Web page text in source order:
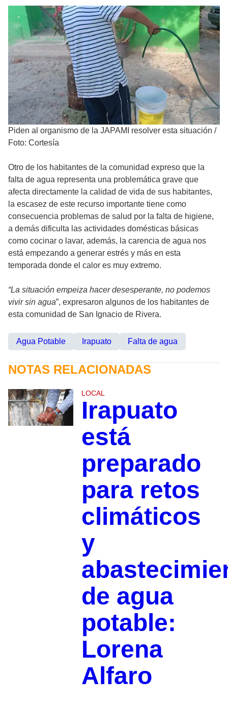
Piden al organismo de la JAPAMI resolver esta situación /
Foto: Cortesía
Otro de los habitantes de la comunidad expreso que la
falta de agua representa una problemática grave que
afecta directamente la calidad de vida de sus habitantes,
la escasez de este recurso importante tiene como
consecuencia problemas de salud por la falta de higiene,
a demás dificulta las actividades domésticas básicas
como cocinar o lavar, además, la carencia de agua nos
está empezando a generar estrés y más en esta
temporada donde el calor es muy extremo.
“La situación empeiza hacer desesperante, no podemos
vivir sin agua”, expresaron algunos de los habitantes de
esta comunidad de San Ignacio de Rivera.
Agua Potable Irapuato Falta de agua
NOTAS RELACIONADAS
LOCAL
Irapuato
está
preparado
para retos
climáticos
y
de agua
potable:
Lorena
Alfaro